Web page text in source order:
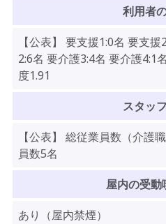
利用者
【公表】 要支援1:0名 要支
2:6名 要介護3:4名 要介護4:1
度1.91
スタッ
【公表】 総従業員数（介護
員数5名
屋内の受動
あり（屋内禁煙）